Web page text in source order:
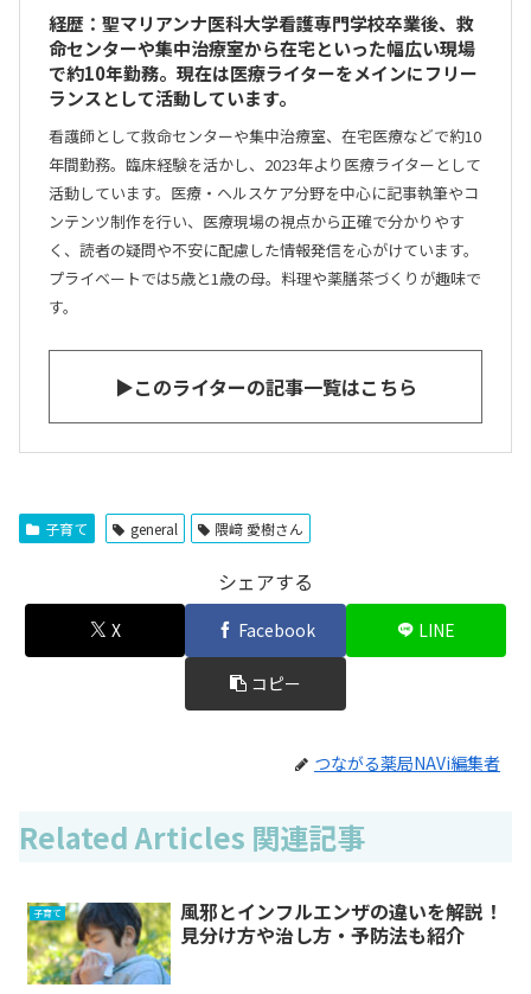
経歴：聖マリアンナ医科大学看護専門学校卒業後、救
命センターや集中治療室から在宅といった幅広い現場
で約10年勤務。現在は医療ライターをメインにフリー
ランスとして活動しています。
看護師として救命センターや集中治療室、在宅医療などで約10
年間勤務。臨床経験を活かし、2023年より医療ライターとして
活動しています。医療・ヘルスケア分野を中心に記事執筆やコ
ンテンツ制作を行い、医療現場の視点から正確で分かりやす
く、読者の疑問や不安に配慮した情報発信を心がけています。
プライベートでは5歳と1歳の母。料理や薬膳茶づくりが趣味で
す。
▶このライターの記事一覧はこちら
子育て general 隈﨑 愛樹さん
シェアする
X Facebook LINE
コピー
つながる薬局NAVi編集者
Related Articles 関連記事
子育て
風邪とインフルエンザの違いを解説！
見分け方や治し方・予防法も紹介